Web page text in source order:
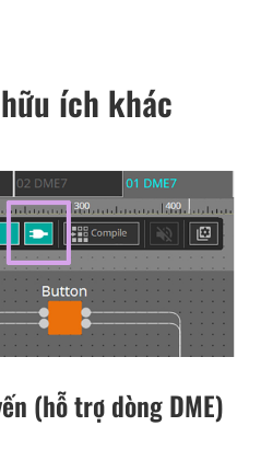
ích khác
(hỗ trợ dòng DME)